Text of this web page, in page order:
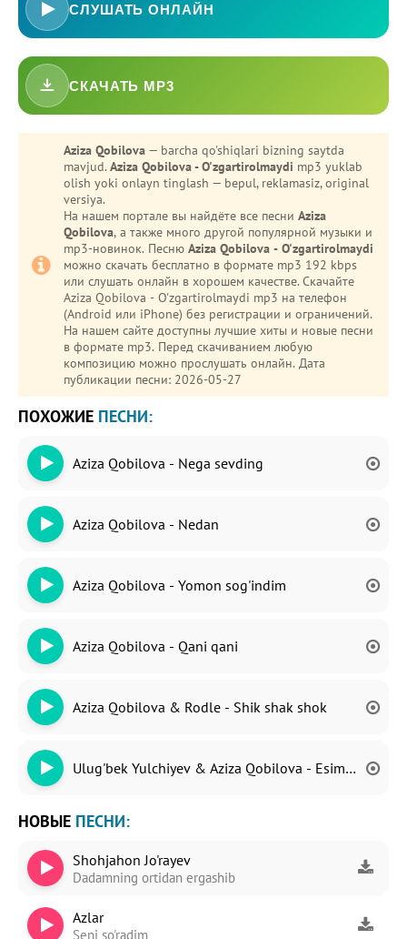
СЛУШАТЬ ОНЛАЙН
СКАЧАТЬ MP3
Aziza Qobilova — barcha qo'shiqlari bizning saytda
mavjud. Aziza Qobilova - O'zgartirolmaydi mp3 yuklab
olish yoki onlayn tinglash — bepul, reklamasiz, original
versiya.
На нашем портале вы найдёте все песни Aziza
Qobilova, а также много другой популярной музыки и
mp3-новинок. Песню Aziza Qobilova - O'zgartirolmaydi
можно скачать бесплатно в формате mp3 192 kbps
или слушать онлайн в хорошем качестве. Скачайте
Aziza Qobilova - O'zgartirolmaydi mp3 на телефон
(Android или iPhone) без регистрации и ограничений.
На нашем сайте доступны лучшие хиты и новые песни
в формате mp3. Перед скачиванием любую
композицию можно прослушать онлайн. Дата
публикации песни: 2026-05-27
ПОХОЖИЕ ПЕСНИ:
Aziza Qobilova - Nega sevding
Aziza Qobilova - Nedan
Aziza Qobilova - Yomon sog'indim
Aziza Qobilova - Qani qani
Aziza Qobilova & Rodle - Shik shak shok
Ulug'bek Yulchiyev & Aziza Qobilova - Esim ko'p
НОВЫЕ ПЕСНИ:
Shohjahon Jo'rayev
Dadamning ortidan ergashib
Azlar
Seni so'radim
Bezori
Oshiq edim